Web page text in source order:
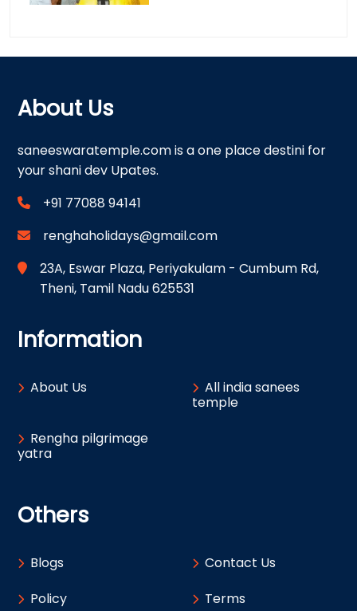
About Us
saneeswaratemple.com is a one place destini for
your shani dev Upates.
+91 77088 94141
renghaholidays@gmail.com
23A, Eswar Plaza, Periyakulam - Cumbum Rd,
Theni, Tamil Nadu 625531
Information
About Us
All india sanees
temple
Rengha pilgrimage
yatra
Others
Blogs
Contact Us
Policy
Terms